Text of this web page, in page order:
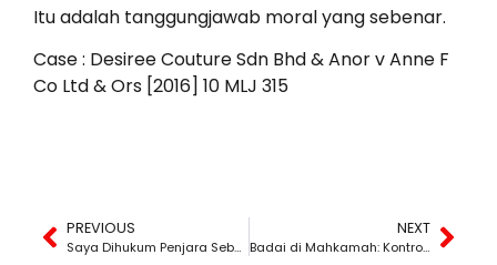
Itu adalah tanggungjawab moral yang sebenar.
Case : Desiree Couture Sdn Bhd & Anor v Anne F
Co Ltd & Ors [2016] 10 MLJ 315
PREVIOUS
Saya Dihukum Penjara Sebab Tak Ikut Perintah Mahkamah
NEXT
Badai di Mahkamah: Kontroversi Presiden Persatuan dan Artikel